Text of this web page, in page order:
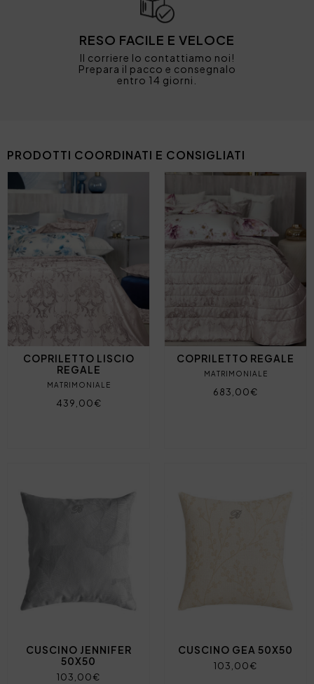
RESO FACILE E VELOCE
Il corriere lo contattiamo noi!
Prepara il pacco e consegnalo
entro 14 giorni.
PRODOTTI COORDINATI E CONSIGLIATI
COPRILETTO LISCIO
REGALE
MATRIMONIALE
439,00€
COPRILETTO REGALE
MATRIMONIALE
683,00€
CUSCINO JENNIFER
50X50
103,00€
CUSCINO GEA 50X50
103,00€